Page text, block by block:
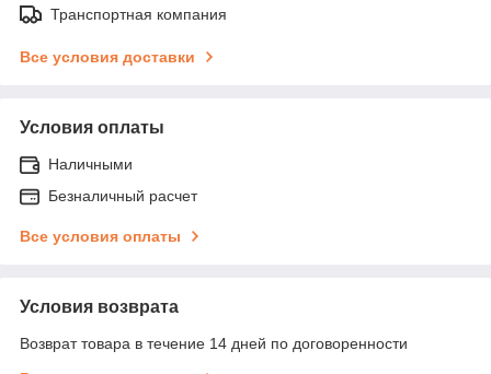
Транспортная компания
Все условия доставки
Условия оплаты
Наличными
Безналичный расчет
Все условия оплаты
Условия возврата
Возврат товара в течение 14 дней по договоренности